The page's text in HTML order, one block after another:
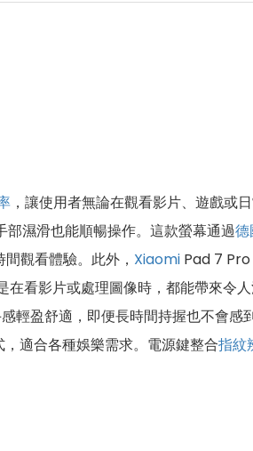
，讓使用者無論在觀看影片、遊戲或
濕滑也能順暢操作。這款螢幕通過德
觀看體驗。此外， Xiaomi Pad 7 Pro
看影片或處理圖像時，都能帶來令人
輕盈舒適，即便長時間持握也不會感
適合各種娛樂需求。電源鍵整合指紋